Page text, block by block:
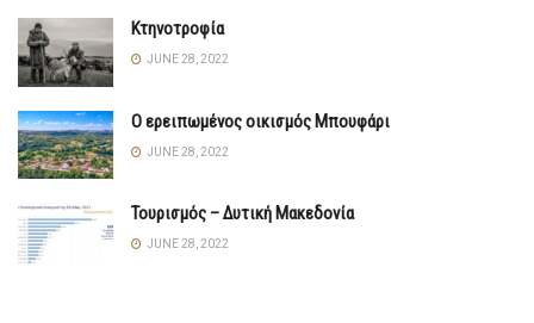
Κτηνοτροφία
JUNE 28, 2022
Ο ερειπωμένος οικισμός Μπουφάρι
JUNE 28, 2022
Τουρισμός – Δυτική Μακεδονία
JUNE 28, 2022